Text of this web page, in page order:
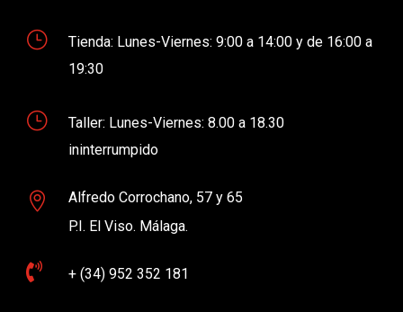
}
Tienda: Lunes-Viernes: 9:00 a 14:00 y de 16:00 a
19:30
}
Taller: Lunes-Viernes: 8.00 a 18.30
ininterrumpido

Alfredo Corrochano, 57 y 65
P.I. El Viso. Málaga.
 + (34) 952 352 181